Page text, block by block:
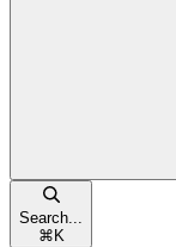
Search...
⌘ K